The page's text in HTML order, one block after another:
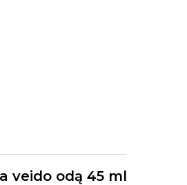
veido odą 45 ml